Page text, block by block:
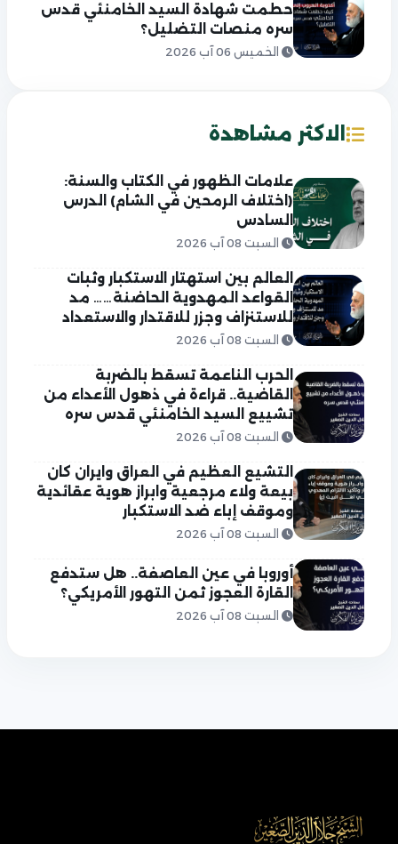
حطمت شهادة السيد الخامنئي قدس
سره منصات التضليل؟
الخميس 06 آب 2026
الاكثر مشاهدة
علامات الظهور في الكتاب والسنة:
(اختلاف الرمحين في الشام) الدرس
السادس
السبت 08 آب 2026
العالم بين استهتار الاستكبار وثبات
القواعد المهدوية الحاضنة…… مد
للاستنزاف وجزر للاقتدار والاستعداد
السبت 08 آب 2026
الحرب الناعمة تسقط بالضربة
القاضية.. قراءة في ذهول الأعداء من
تشييع السيد الخامنئي قدس سره
السبت 08 آب 2026
التشيع العظيم في العراق وايران كان
بيعة ولاء مرجعية وابراز هوية عقائدية
وموقف إباء ضد الاستكبار
السبت 08 آب 2026
أوروبا في عين العاصفة.. هل ستدفع
القارة العجوز ثمن التهور الأمريكي؟
السبت 08 آب 2026